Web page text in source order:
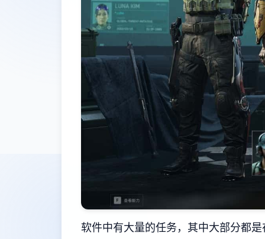
软件中有大量的任务，其中大部分都